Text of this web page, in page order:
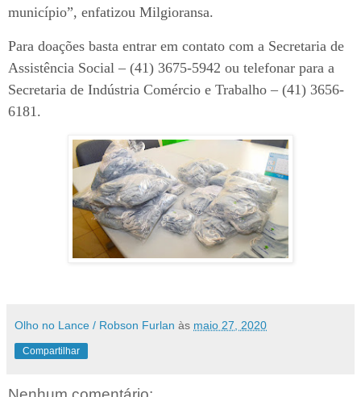
município”, enfatizou Milgioransa.
Para doações basta entrar em contato com a Secretaria de
Assistência Social – (41) 3675-5942 ou telefonar para a
Secretaria de Indústria Comércio e Trabalho – (41) 3656-
6181.
Olho no Lance / Robson Furlan às maio 27, 2020
Compartilhar